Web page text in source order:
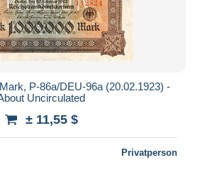
P-86a/DEU-96a (20.02.1923) -
Uncirculated
± 11,55 $
Privatperson